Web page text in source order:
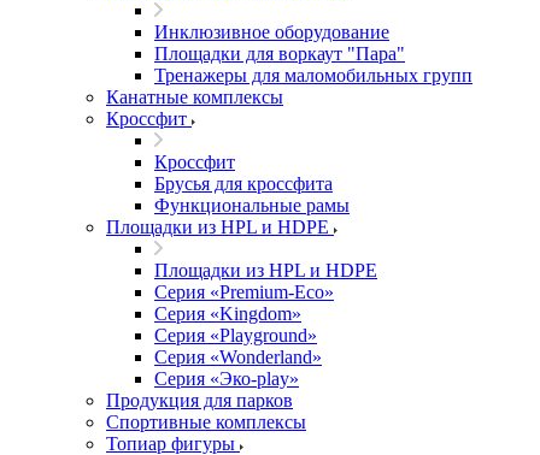
Инклюзивное оборудование
Площадки для воркаут "Пара"
Тренажеры для маломобильных групп
Канатные комплексы
Кроссфит
Кроссфит
Брусья для кроссфита
Функциональные рамы
Площадки из HPL и HDPE
Площадки из HPL и HDPE
Серия «Premium-Eco»
Серия «Kingdom»
Серия «Playground»
Серия «Wonderland»
Серия «Эко-play»
Продукция для парков
Спортивные комплексы
Топиар фигуры